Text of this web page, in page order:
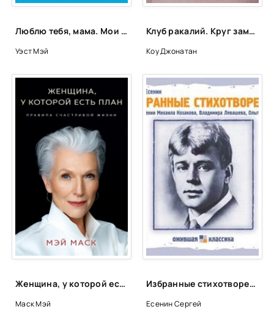
Люблю тебя, мама. Мои родители – маньяки Фред и Розмари Уэст - Мэй Уэст, Нил Маккей
Уэст Мэй
Клуб ракалий. Круг замкнулся - Джонатан Коу
Коу Джонатан
Женщина, у которой есть план: правила счастливой жизни - Мэй Маск
Маск Мэй
Избранные стихотворения - Сергей Есенин
Есенин Сергей